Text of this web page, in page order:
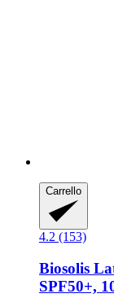
Carrello
4.2 (153)
Biosolis
SPF50+,